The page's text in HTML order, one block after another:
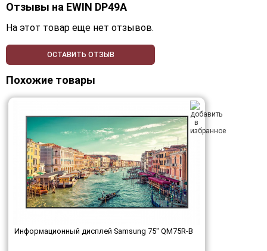
Отзывы на EWIN DP49A
На этот товар еще нет отзывов.
ОСТАВИТЬ ОТЗЫВ
Похожие товары
Информационный дисплей Samsung 75" QM75R-B